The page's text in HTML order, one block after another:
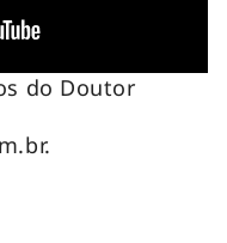
do Doutor